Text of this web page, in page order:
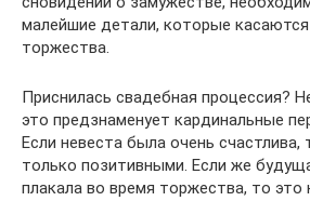
малейшие детали, которые
торжества.
Приснилась свадебная процессия?
это предзнаменует кардинальные
Если невеста была очень счастлива,
только позитивными. Если же
плакала во время торжества, то это